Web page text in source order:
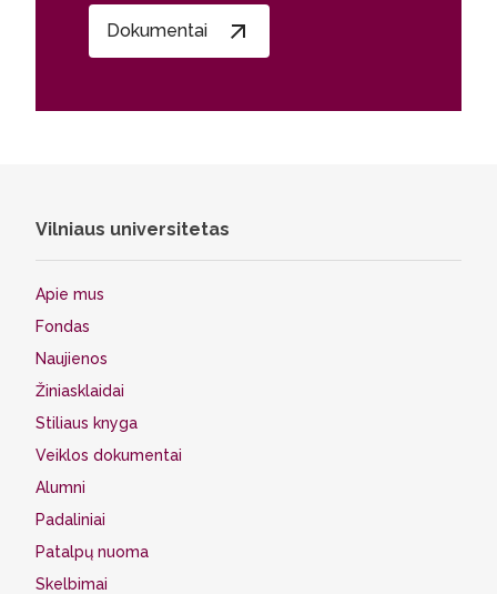
Dokumentai
Vilniaus universitetas
Apie mus
Fondas
Naujienos
Žiniasklaidai
Stiliaus knyga
Veiklos dokumentai
Alumni
Padaliniai
Patalpų nuoma
Skelbimai